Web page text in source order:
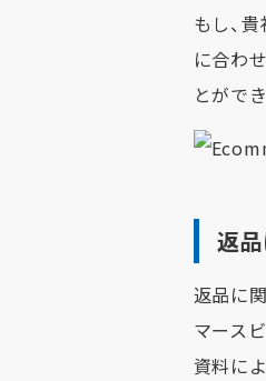
もし、
に合わ
とがで
返
返品に
マース
資料に